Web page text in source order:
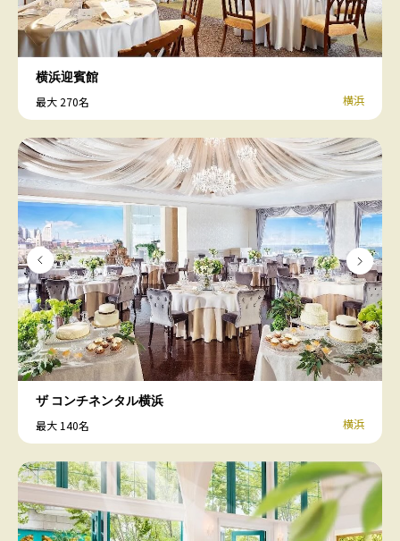
横浜迎賓館
最大 270名 横浜
ザ コンチネンタル横浜
最大 140名 横浜